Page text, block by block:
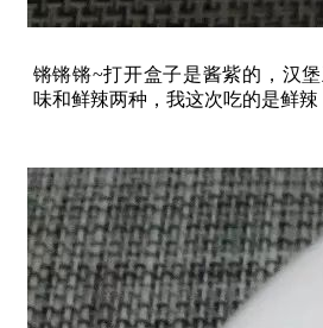
锵锵锵~打开盒子是酱紫的，汉
味和鲜辣两种，我这次吃的是鲜辣